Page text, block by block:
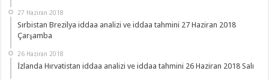
27 Haziran 2018
Sırbistan Brezilya iddaa analizi ve iddaa tahmini 27 Haziran 2018
Çarşamba
26 Haziran 2018
İzlanda Hırvatistan iddaa analizi ve iddaa tahmini 26 Haziran 2018 Salı